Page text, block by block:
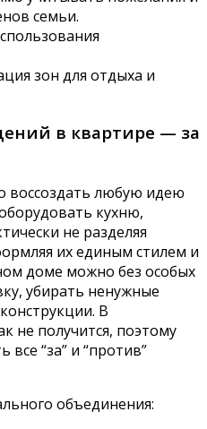
семьи.
зон для отдыха и
в квартире — за
воссоздать любую идею
кухню,
не разделяя
их единым стилем и
доме можно без особых
убирать ненужные
В
не получится, поэтому
все “за” и “против”
объединения: